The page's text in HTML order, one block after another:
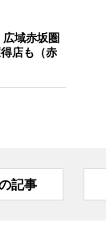
域赤坂圏
店も（赤
記事